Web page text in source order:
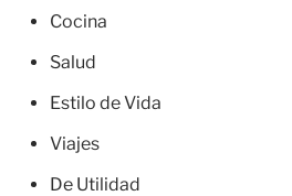
Cocina
Salud
Estilo de Vida
Viajes
De Utilidad